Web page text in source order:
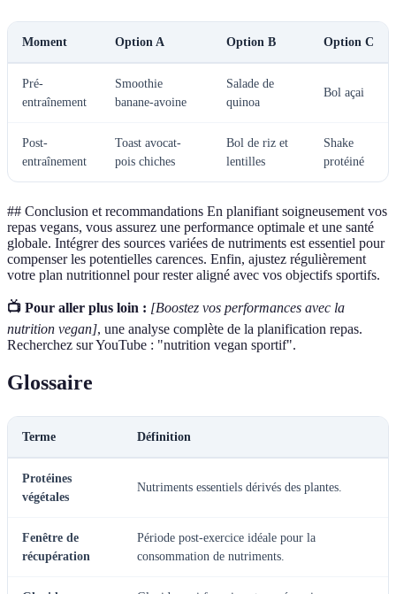
Moment Option A Option B Option C
Pré-
entraînement
Smoothie
banane-avoine
Salade de
quinoa
Bol açai
Post-
entraînement
Toast avocat-
pois chiches
Bol de riz et
lentilles
Shake
protéiné
## Conclusion et recommandations En planifiant soigneusement vos
repas vegans, vous assurez une performance optimale et une santé
globale. Intégrer des sources variées de nutriments est essentiel pour
compenser les potentielles carences. Enfin, ajustez régulièrement
votre plan nutritionnel pour rester aligné avec vos objectifs sportifs.
📺 Pour aller plus loin : [Boostez vos performances avec la
nutrition vegan], une analyse complète de la planification repas.
Recherchez sur YouTube : "nutrition vegan sportif".
Glossaire
Terme Définition
Protéines
végétales
Nutriments essentiels dérivés des plantes.
Fenêtre de
récupération
Période post-exercice idéale pour la
consommation de nutriments.